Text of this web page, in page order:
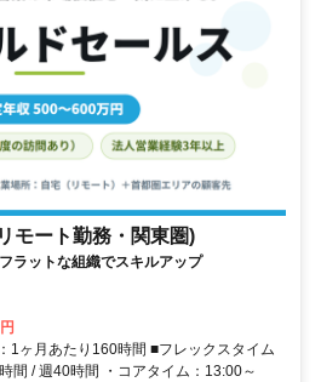
モート勤務・関東圏)
ラットな組織でスキルアップ
1ヶ月あたり160時間 ■フレックスタイム
間 / 週40時間 ・コアタイム：13:00～